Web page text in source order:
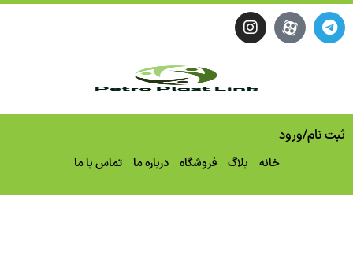
ثبت نام/ورود
خانه بلاگ فروشگاه درباره ما تماس با ما